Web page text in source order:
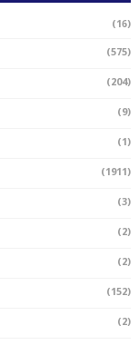
(16)
(575)
(204)
(9)
(1)
(1911)
(3)
(2)
(2)
(152)
(2)